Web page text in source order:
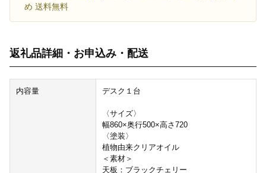
め 送料無料
返礼品詳細・お申込み・配送
内容量 デスク１台
〈サイズ〉
幅860×奥行500×高さ720
〈塗装〉
植物由来クリアオイル
＜素材＞
天板：ブラックチェリー